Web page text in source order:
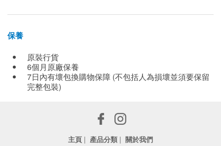
保養
原裝行貨
6個月原廠保養
7日內有壞包換購物保障 (不包括人為損壞並須要保留
完整包裝)
主頁 | 產品分類 | 關於我們